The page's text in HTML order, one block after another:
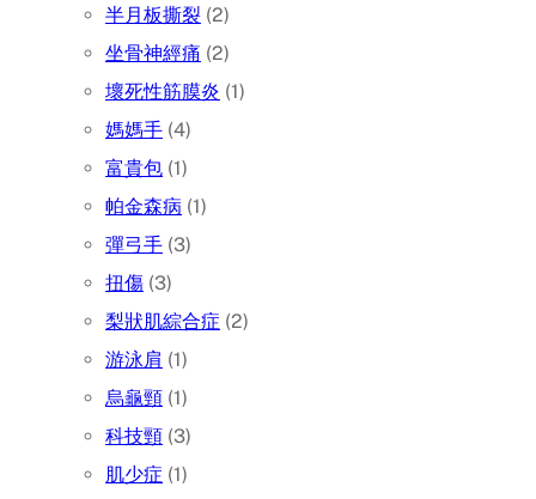
半月板撕裂 (2)
坐骨神經痛 (2)
壞死性筋膜炎 (1)
媽媽手 (4)
富貴包 (1)
帕金森病 (1)
彈弓手 (3)
扭傷 (3)
梨狀肌綜合症 (2)
游泳肩 (1)
烏龜頸 (1)
科技頸 (3)
肌少症 (1)